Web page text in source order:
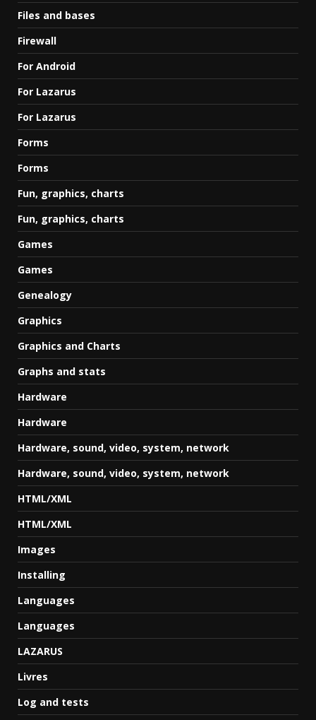
Files and bases
Firewall
For Android
For Lazarus
For Lazarus
Forms
Forms
Fun, graphics, charts
Fun, graphics, charts
Games
Games
Genealogy
Graphics
Graphics and Charts
Graphs and stats
Hardware
Hardware
Hardware, sound, video, system, network
Hardware, sound, video, system, network
HTML/XML
HTML/XML
Images
Installing
Languages
Languages
LAZARUS
Livres
Log and tests